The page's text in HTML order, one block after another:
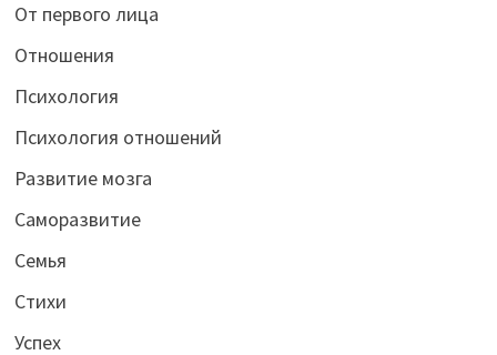
От первого лица
Отношения
Психология
Психология отношений
Развитие мозга
Саморазвитие
Семья
Стихи
Успех